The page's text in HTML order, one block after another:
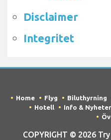
Disclaimer
Integritet
Home Flyg Biluthyrning
Hotell
Info & Nyheter
COPYRIGHT © 2026